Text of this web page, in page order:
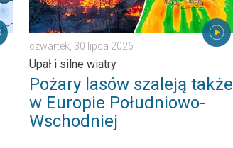
czwartek, 30 lipca 2026
Upał i silne wiatry
Pożary lasów szaleją także
w Europie Południowo-
Wschodniej